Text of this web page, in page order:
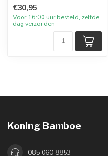
€30,95
Voor 16:00 uur besteld, zelfde
dag verzonden
Koning Bamboe
085 060 8853